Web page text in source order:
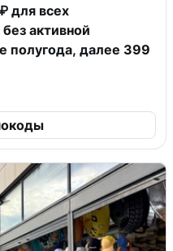
для всех
активной
полугода, далее 399